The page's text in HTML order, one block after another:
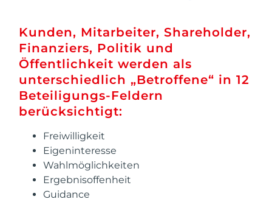
Kunden, Mitarbeiter, Shareholder,
Finanziers, Politik und
Öffentlichkeit werden als
unterschiedlich „Betroffene“ in 12
Beteiligungs-Feldern
berücksichtigt:
Freiwilligkeit
Eigeninteresse
Wahlmöglichkeiten
Ergebnisoffenheit
Guidance